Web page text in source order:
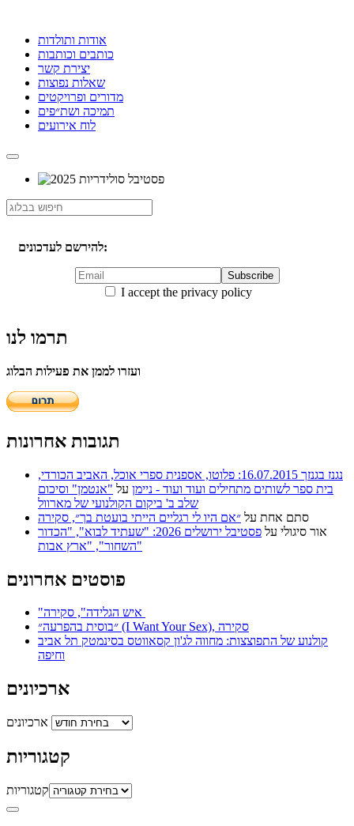
אודות ותולדות
כותבים וכותבות
יצירת קשר
שאלות נפוצות
מדורים ופרויקטים
תמיכה ושת״פים
לוח אירועים
להירשם לעדכונים:
I accept the privacy policy
תרמו לנו
ועזרו לממן את פעילות הבלוג
תגובות אחרונות
נגנז בגנזך 16.07.2015: פלוטו, אספנית ספרי אוכל, האביב הכורדי,
בית ספר לשותים מתחילים ועוד ועוד - ניימן על "אנטמן" וסיכום
שלב ב' ביקום הקולנועי של מארוול
סתם אחת על ״אם היו לי רגליים הייתי בועטת בך״, סקירה
אור סיגולי על
פסטיבל ירושלים 2026: "שעתיד לבוא", "הכדור
השחור", "ארץ אבות"
פוסטים אחרונים
״בוסית בהפרעה״ (I Want Your Sex), סקירה
קולנוע של התפוצצות: מחווה לג'ון קסאווטס בסינמטק תל אביב
וחיפה
ארכיונים
ארכיונים
קטגוריות
קטגוריות